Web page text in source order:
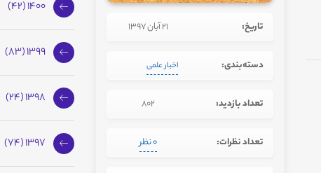
تاریخ: 21 آبان 1397
دسته‌بندی: اخبار علمی
تعداد بازدید: 802
تعداد نظرات: 0 نظر
1400 (42)
1399 (83)
1398 (24)
1397 (74)